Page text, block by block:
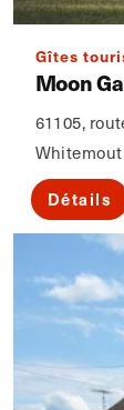
Gîtes
Moon
61105,
Détails